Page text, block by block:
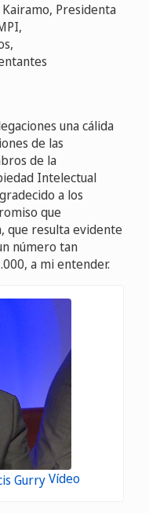
Kairamo, Presidenta
una cálida
de las
de la
Intelectual
a los
que
que resulta evidente
número tan
a mi entender.
Vídeo